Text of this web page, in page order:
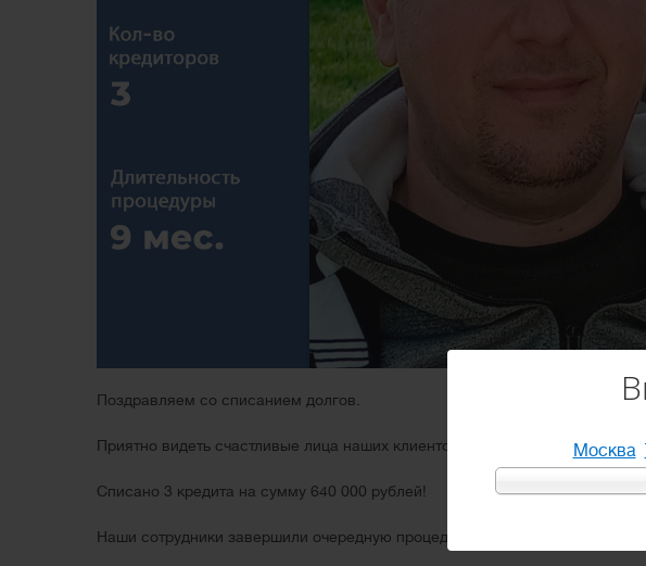
Москва
Поздравляем со списанием долгов.
Приятно видеть счастливые лица наших клиентов.
Списано 3 кредита на сумму 640 000 рублей!
Наши сотрудники завершили очередную процедуру в Красногорске.